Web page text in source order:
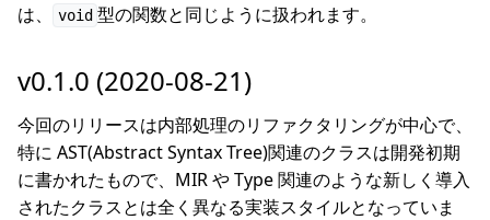
は、
void 型の関数と同じように扱われます。
v0.1.0 (2020-08-21)
今回のリリースは内部処理のリファクタリングが中心で、
特に AST(Abstract Syntax Tree)関連のクラスは開発初期
に書かれたもので、MIR や Type 関連のような新しく導入
されたクラスとは全く異なる実装スタイルとなっていま